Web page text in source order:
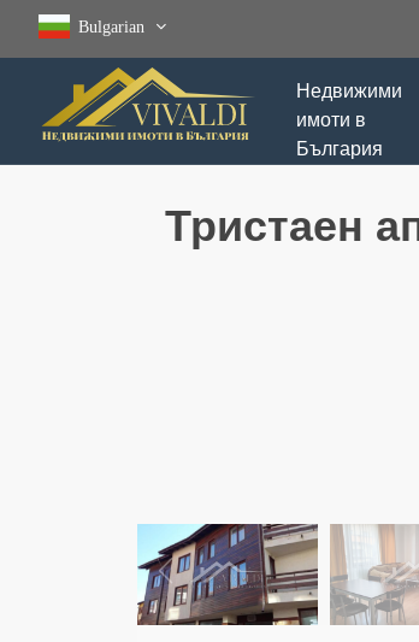
Bulgarian
Недвижими
имоти в
България
Тристаен